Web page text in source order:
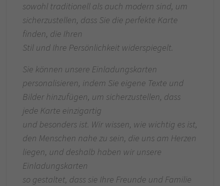
sowohl traditionell als auch modern sind, um
sicherzustellen, dass Sie die perfekte Karte
finden, die Ihren
Stil und Ihre Persönlichkeit widerspiegelt.
Sie können unsere Einladungskarten
personalisieren, indem Sie eigene Texte und
Bilder hinzufügen, um sicherzustellen, dass
jede Karte einzigartig
und besonders ist. Wir wissen, wie wichtig es ist,
den Menschen nahe zu sein, die uns am Herzen
liegen, und deshalb haben wir unsere
Einladungskarten
so gestaltet, dass sie Ihre Freunde und Familie